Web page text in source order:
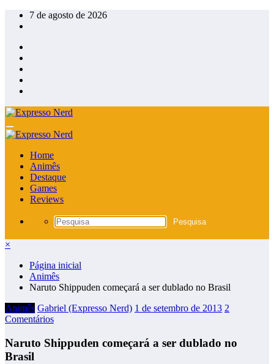
Pular
para
conteúdo
7 de agosto de 2026
Home
Animês
Destaque
Games
Reviews
×
Página inicial
Animês
Naruto Shippuden começará a ser dublado no Brasil
Animês Gabriel (Expresso Nerd) 1 de setembro de 2013 2
Comentários
Naruto Shippuden começará a ser dublado no
Brasil